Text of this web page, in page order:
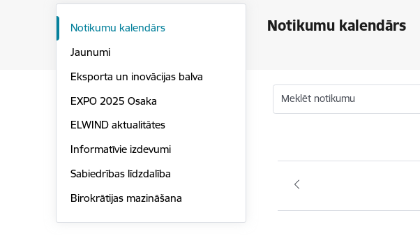
Notikumu kalendārs
Notikumu kalendārs
Jaunumi
Eksporta un inovācijas balva
EXPO 2025 Osaka
ELWIND aktualitātes
Informatīvie izdevumi
Sabiedrības līdzdalība
Birokrātijas mazināšana
Meklēt notikumu